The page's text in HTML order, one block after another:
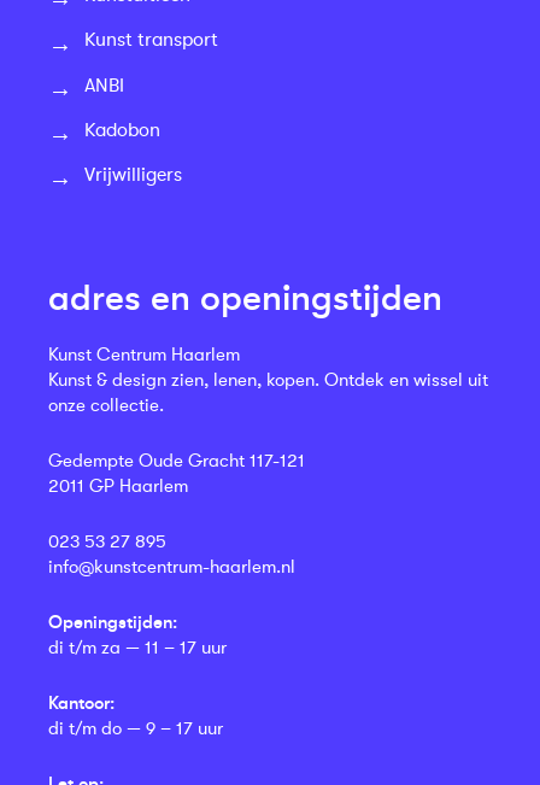
Kunst transport
ANBI
Kadobon
Vrijwilligers
adres en openingstijden
Kunst Centrum Haarlem
Kunst & design zien, lenen, kopen. Ontdek en wissel uit
onze collectie.
Gedempte Oude Gracht 117-121
2011 GP Haarlem
023 53 27 895
info@kunstcentrum-haarlem.nl
Openingstijden:
di t/m za — 11 – 17 uur
Kantoor:
di t/m do — 9 – 17 uur